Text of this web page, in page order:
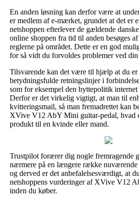
En anden løsning kan derfor være at
er medlem af e-mærket, grundet at det er
netshoppen efterlever de gældende
online shoppen fra tid til anden besøges
reglerne på området. Dette er en god
for så vidt du forvoldes problemer ved
Tilsvarende kan det være til hjælp at du er
betydningsfulde retningslinjer i
som for eksempel den byttepolitik internet
Derfor er det virkelig vigtigt, at man til
kvitteringsmail, så man fremadrettet kan
XVive V12 AbY Mini guitar-pedal, hvad
produkt til en kvinde eller mand.
Trustpilot forærer dig nogle fremragende
nærmere på en længere række nuværende
og derved er det anbefalelsesværdigt, at
netshoppens vurderinger af XVive V12
inden du køber.